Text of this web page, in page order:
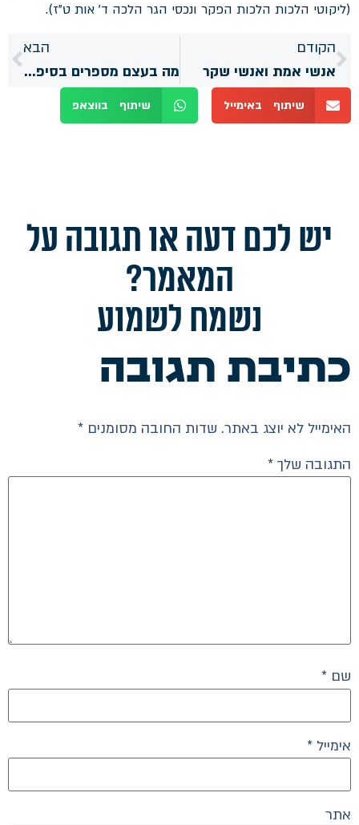
(ליקוטי הלכות הלכות הפקר ונכסי הגר הלכה ד' אות ט"ז).
הקודם
אנשי אמת ואנשי שקר
הבא
מה בעצם מספרים בסיפור יציאת מצרים?
שיתוף באימייל שיתוף בווצאפ
יש לכם דעה או תגובה על
המאמר?
נשמח לשמוע
כתיבת תגובה
האימייל לא יוצג באתר. שדות החובה מסומנים *
התגובה שלך *
שם *
אימייל *
אתר